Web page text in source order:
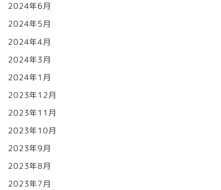
2024年6月
2024年5月
2024年4月
2024年3月
2024年1月
2023年12月
2023年11月
2023年10月
2023年9月
2023年8月
2023年7月